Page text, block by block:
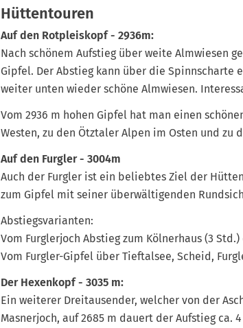
Hüttentouren
Auf den Rotpleiskopf - 2936m:
Nach schönem Aufstieg über weite Almwiesen
Gipfel. Der Abstieg kann über die
weiter unten wieder schöne Almwiesen.
Vom 2936 m hohen Gipfel hat man einen
Westen, zu den Ötztaler Alpen im Osten und zu
Auf den Furgler - 3004m
Auch der Furgler ist ein beliebtes Ziel der
zum Gipfel mit seiner überwältigenden
Abstiegsvarianten:
Vom Furglerjoch Abstieg zum Kölnerhaus (3
Vom Furgler-Gipfel über Tieftalsee, Scheid,
Der Hexenkopf - 3035 m:
Ein weiterer Dreitausender, welcher von der
Masnerjoch, auf 2685 m dauert der Aufstieg